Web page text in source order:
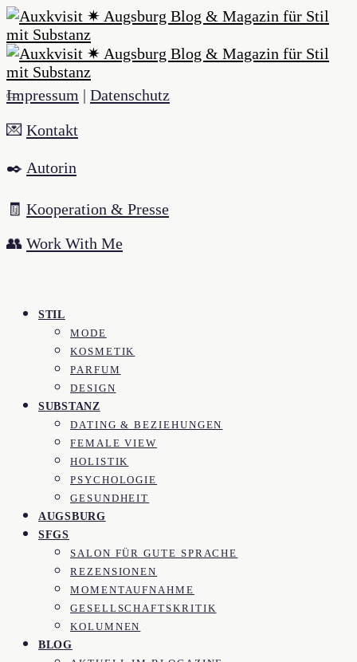
Impressum | Datenschutz
💌 Kontakt
✒️ Autorin
🧾 Kooperation & Presse
👥 Work With Me
STIL
MODE
KOSMETIK
PARFUM
DESIGN
SUBSTANZ
DATING & BEZIEHUNGEN
FEMALE VIEW
HOLISTIK
PSYCHOLOGIE
GESUNDHEIT
AUGSBURG
SFGS
SALON FÜR GUTE SPRACHE
REZENSIONEN
MOMENTAUFNAHME
GESELLSCHAFTSKRITIK
KOLUMNEN
BLOG